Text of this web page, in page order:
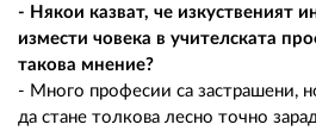
- Някои казват, че изкуственият
измести човека в учителската
такова мнение?
- Много професии са застрашени,
да стане толкова лесно точно